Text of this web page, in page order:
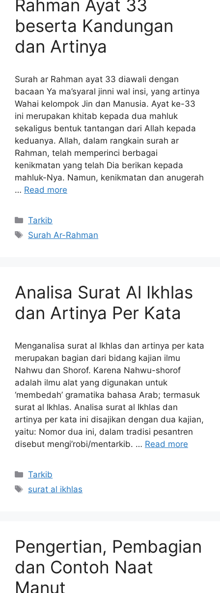
Rahman Ayat 33
beserta Kandungan
dan Artinya
Surah ar Rahman ayat 33 diawali dengan
bacaan Ya ma’syaral jinni wal insi, yang artinya
Wahai kelompok Jin dan Manusia. Ayat ke-33
ini merupakan khitab kepada dua mahluk
sekaligus bentuk tantangan dari Allah kepada
keduanya. Allah, dalam rangkain surah ar
Rahman, telah memperinci berbagai
kenikmatan yang telah Dia berikan kepada
mahluk-Nya. Namun, kenikmatan dan anugerah
… Read more
Kategori
Tarkib
Tag
Surah Ar-Rahman
Analisa Surat Al Ikhlas
dan Artinya Per Kata
Menganalisa surat al Ikhlas dan artinya per kata
merupakan bagian dari bidang kajian ilmu
Nahwu dan Shorof. Karena Nahwu-shorof
adalah ilmu alat yang digunakan untuk
‘membedah’ gramatika bahasa Arab; termasuk
surat al Ikhlas. Analisa surat al Ikhlas dan
artinya per kata ini disajikan dengan dua kajian,
yaitu: Nomor dua ini, dalam tradisi pesantren
disebut mengi’robi/mentarkib. … Read more
Kategori
Tarkib
Tag
surat al ikhlas
Pengertian, Pembagian
dan Contoh Naat
Manut